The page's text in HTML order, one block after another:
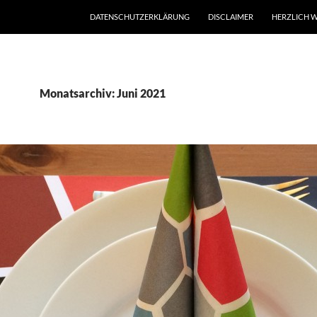
DATENSCHUTZERKLÄRUNG DISCLAIMER HERZLICH
Monatsarchiv: Juni 2021